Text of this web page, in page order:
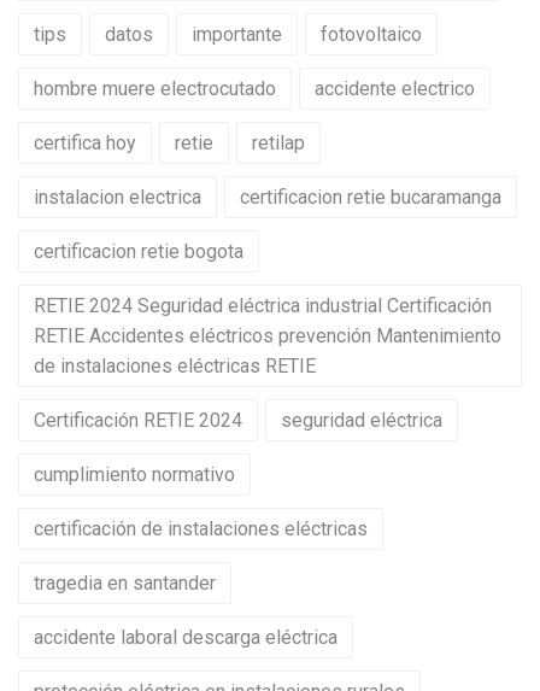
tips datos importante fotovoltaico
hombre muere electrocutado accidente electrico
certifica hoy retie retilap
instalacion electrica certificacion retie bucaramanga
certificacion retie bogota
RETIE 2024 Seguridad eléctrica industrial Certificación
RETIE Accidentes eléctricos prevención Mantenimiento
de instalaciones eléctricas RETIE
Certificación RETIE 2024 seguridad eléctrica
cumplimiento normativo
certificación de instalaciones eléctricas
tragedia en santander
accidente laboral descarga eléctrica